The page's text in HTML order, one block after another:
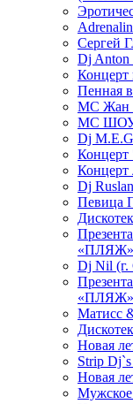
Сергей
Dj Anton
Концерт
Пенная
МС Жан
МС
Dj
Концерт
Dj
Певица
Dj Nil (г.
Матисс
Новая
Strip
Новая
Мужское